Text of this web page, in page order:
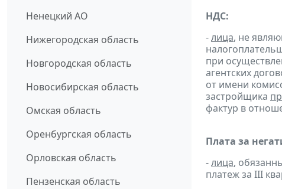
Ненецкий АО
Нижегородская область
Новгородская область
Новосибирская область
Омская область
Оренбургская область
Орловская область
Пензенская область
НДС:
-лица, не
при
агентских
от имени
застройщика
фактур в
Плата за
-лица,
платеж за III